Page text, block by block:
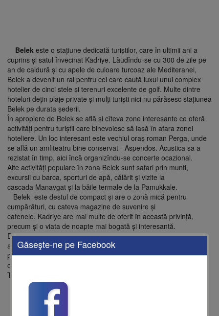
Belek este o stațiune dedicată turiștilor, care în ultimii ani a
cuprins și satul învecinat Kadriye. Lăudîndu-se cu 300 de zile pe
an de caldură și cu apele de culoare turcoaz ale Mediteranei,
Belek a devenit un rai pentru cei care caută luxul unui complex
hotelier de cinci stele și terenuri excelente de golf. Multe dintre
hoteluri dețin plaje private și mulți turiști nici nu părăsesc stațiunea
Belek pe durata șederii.
În apropiere de Belek se află și cîteva zone interesante ce oferă
activități pentru turiștii care binevoiesc să iasă în afara zonei
hoteliere. Un loc interesant este vechiul oraș roman Perga, unde
se află un amfiteatru bine conservat - Aspendos. Acustica sa a
rezistat în timp, aici încă organizîndu-se concerte ocazional.
Alte activități populare în zona Belek sunt safari prin munti,
excursii cu barca, sporturi de apă, călărit și vizite la
cascada Manavgat și la băile termale de la Pamukkale.
Belek este destul de compact și are o zonă mică pentru
cumpărături, cu cateva magazine de suvenire și
cafenele. Kadriye are mai multe de oferit în această privință,
precum și o viata de noapte mai bogată și interesantă.
Din Belek se pot organiza și excursii de o zi în alte orașe mai
aglomerate, cum ar fi Alanya sau Antalya. Belek este o stațiune
perfectă pentru pasionații de golf și pentru cei care vor să se
odihnească la soare.
There is currently no content classified with this term.
Găseşte-ne pe Facebook